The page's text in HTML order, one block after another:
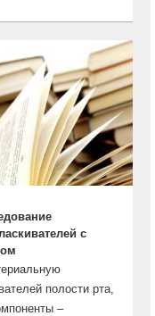
с
полости рта,
–